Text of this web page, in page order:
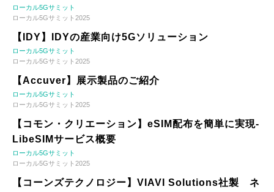
ローカル5Gサミット
ローカル5Gサミット2025
【IDY】IDYの産業向け5Gソリューション
ローカル5Gサミット
ローカル5Gサミット2025
【Accuver】展示製品のご紹介
ローカル5Gサミット
ローカル5Gサミット2025
【コモン・クリエーション】eSIM配布を簡単に実現-
LibeSIMサービス概要
ローカル5Gサミット
ローカル5Gサミット2025
【コーンズテクノロジー】VIAVI Solutions社製 ネ